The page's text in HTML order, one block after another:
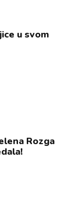
u svom
Rozga